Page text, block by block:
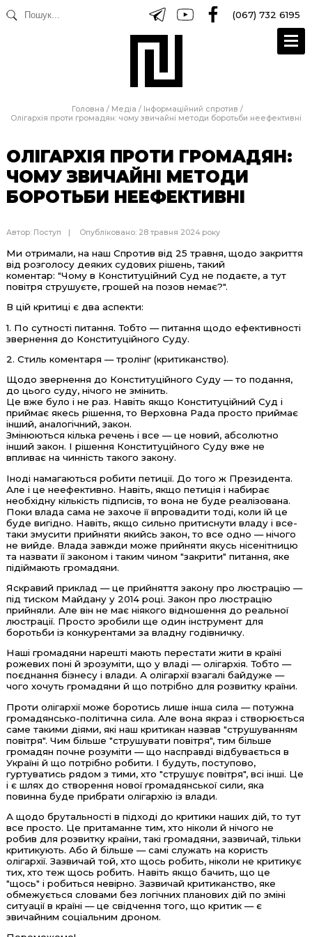
(067) 732 6195
Головна / Медіа / Інформаційний спротив /
Олігархія проти громадян: чому звичайні методи боротьби неефективні
ОЛІГАРХІЯ ПРОТИ ГРОМАДЯН:
ЧОМУ ЗВИЧАЙНІ МЕТОДИ
БОРОТЬБИ НЕЕФЕКТИВНІ
Автор: Поступ Опубліковано: 28 травня 2024 року
Ми отримали, на наш Спротив від 25 травня, щодо закриття
від розголосу деяких судових рішень, такий
коментар: "Чому в Конституційний Суд не подаєте, а тут
повітря струшуєте, грошей на позов немає?".
В цій критиці є два аспекти:
1. По сутності питання. Тобто — питання щодо ефективності
звернення до Конституційного Суду.
2. Стиль коментаря — тролінг (критиканство).
Щодо звернення до Конституційного Суду — то подання,
до цього суду, нічого не змінить.
Це вже було і не раз. Навіть якщо Конституційний Суд і
приймає якесь рішення, то Верховна Рада просто приймає
інший, аналогічний, закон.
Змінюються кілька речень і все — це новий, абсолютно
інший закон. І рішення Конституційного Суду вже не
впливає на чинність такого закону.
Іноді намагаються робити петиції. До того ж Президента.
Але і це неефективно. Навіть, якщо петиція і набирає
необхідну кількість підписів, то вона не буде реалізована.
Поки влада сама не захоче її впровадити тоді, коли їй це
буде вигідно. Навіть, якщо сильно притиснути владу і все-
таки змусити прийняти якийсь закон, то все одно — нічого
не вийде. Влада завжди може прийняти якусь нісенітницю
та назвати її законом і таким чином "закрити" питання, яке
підіймають громадяни.
Яскравий приклад — це прийняття закону про люстрацію —
під тиском Майдану у 2014 році. Закон про люстрацію
прийняли. Але він не має ніякого відношення до реальної
люстрації. Просто зробили ще один інструмент для
боротьби із конкурентами за владну годівничку.
Наші громадяни нарешті мають перестати жити в країні
рожевих поні й зрозуміти, що у владі — олігархія. Тобто —
поєднання бізнесу і влади. А олігархії взагалі байдуже —
чого хочуть громадяни й що потрібно для розвитку країни.
Проти олігархії може боротись лише інша сила — потужна
громадянсько-політична сила. Але вона якраз і створюється
саме такими діями, які наш критикан назвав "струшуванням
повітря". Чим більше "струшувати повітря", тим більше
громадян почне розуміти — що насправді відбувається в
Україні й що потрібно робити. І будуть, поступово,
гуртуватись рядом з тими, хто "струшує повітря", всі інші. Це
і є шлях до створення нової громадянської сили, яка
повинна буде прибрати олігархію із влади.
А щодо брутальності в підході до критики наших дій, то тут
все просто. Це притаманне тим, хто ніколи й нічого не
робив для розвитку країни, такі громадяни, зазвичай, тільки
критикують. Або й більше — самі служать на користь
олігархії. Зазвичай той, хто щось робить, ніколи не критикує
тих, хто теж щось робить. Навіть якщо бачить, що це
"щось" і робиться невірно. Зазвичай критиканство, яке
обмежується словами без логічних планових дій по зміні
ситуації в країні — це свідчення того, що критик — є
звичайним соціальним дроном.